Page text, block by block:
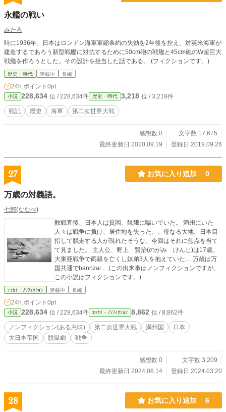
永艦の戦い
みたろ
時に1936年。日本はロンドン海軍軍縮条約の失効を2年後を控え、対英米海軍が
建造するであろう新型戦艦に対抗するために50cm砲の戦艦と45cm砲のW超巨大
戦艦を作ろうとした。その設計を担当した話である。 (フィクションです。)
歴史・時代 連載中 長編
24h.ポイント 0pt
小説 228,634 位 / 228,634件 歴史・時代 3,218 位 / 3,218件
戦記 歴史 海軍 第二次世界大戦
感想数 0
文字数 17,675
最終更新日 2020.09.19
登録日 2019.09.26
27 お気に入り追加 0
万歳の対義語。
七部(ななべ)
敗戦直後、日本人は貧困、飢餓に喘いでいた。 満州にいた
人々は戦争に負け、居住地を失った。。母なる大地、日本目
指して脱走する人が現れたそうな。今回はそれに焦点を当て
て見ました。 主人公、野上 賢治(のがみ けんじ)は17歳。
大東亜戦争で両親を亡くし妹弟3人を抱えていた… 万歳は万
国共通でbannzai． (この出来事はノンフィクションですが、
この小説はフィクションです。)
ｴｯｾｲ・ﾉﾝﾌｨｸｼｮﾝ 連載中 長編
24h.ポイント 0pt
小説 228,634 位 / 228,634件 ｴｯｾｲ・ﾉﾝﾌｨｸｼｮﾝ 8,862 位 / 8,862件
ノンフィクション(ある意味) 第二次世界大戦 満州国
日本
大日本帝国
脱獄劇 戦争
感想数 0
文字数 3,209
最終更新日 2024.06.14
登録日 2024.03.20
28 お気に入り追加 6